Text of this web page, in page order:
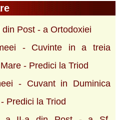
Post - a Ortodoxiei
- Cuvinte in a treia
- Predici la Triod
- Cuvant in Duminica
Predici la Triod